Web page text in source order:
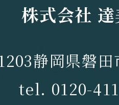
株式会社
静岡県磐
tel. 0120-